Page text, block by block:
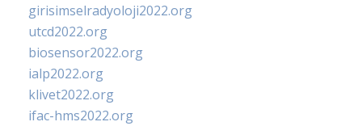
girisimselradyoloji2022.org
utcd2022.org
biosensor2022.org
ialp2022.org
klivet2022.org
ifac-hms2022.org